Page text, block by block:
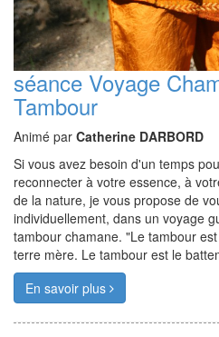
séance Voyage
Tambour
Animé par Catherine DARBORD
Si vous avez besoin d'un temps
reconnecter à votre essence, à
de la nature, je vous propose de
individuellement, dans un voyage
tambour chamane. "Le tambour
terre mère. Le tambour est le
En savoir plus